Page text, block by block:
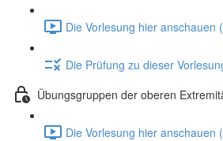
Die Vorlesung hier anschauen
Die Prüfung zu dieser
Übungsgruppen der oberen
Die Vorlesung hier anschauen